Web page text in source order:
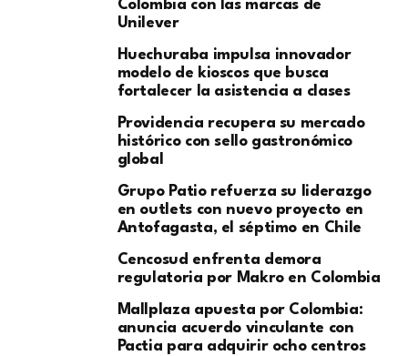
Colombia con las marcas de
Unilever
Huechuraba impulsa innovador
modelo de kioscos que busca
fortalecer la asistencia a clases
Providencia recupera su mercado
histórico con sello gastronómico
global
Grupo Patio refuerza su liderazgo
en outlets con nuevo proyecto en
Antofagasta, el séptimo en Chile
Cencosud enfrenta demora
regulatoria por Makro en Colombia
Mallplaza apuesta por Colombia:
anuncia acuerdo vinculante con
Pactia para adquirir ocho centros